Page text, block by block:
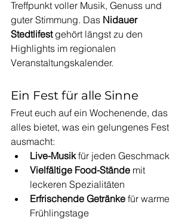
Treffpunkt voller Musik, Genuss und
guter Stimmung. Das Nidauer
Stedtlifest gehört längst zu den
Highlights im regionalen
Veranstaltungskalender.
Ein Fest für alle Sinne
Freut euch auf ein Wochenende, das
alles bietet, was ein gelungenes Fest
ausmacht:
Live-Musik für jeden Geschmack
Vielfältige Food-Stände mit
leckeren Spezialitäten
Erfrischende Getränke für warme
Frühlingstage